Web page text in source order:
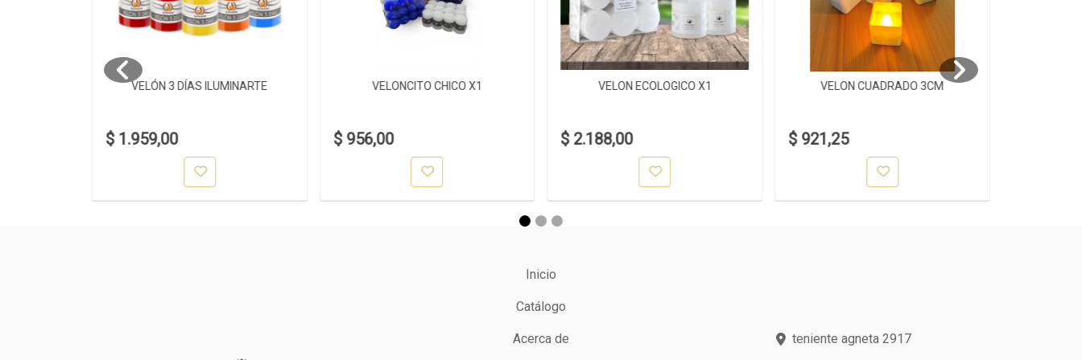
VELÓN 3 DÍAS ILUMINARTE
$ 1.959,00
VELONCITO CHICO X1
$ 956,00
VELON ECOLOGICO X1
$ 2.188,00
VELON CUADRADO 3CM
$ 921,25
Inicio
Catálogo
Acerca de teniente agneta 2917